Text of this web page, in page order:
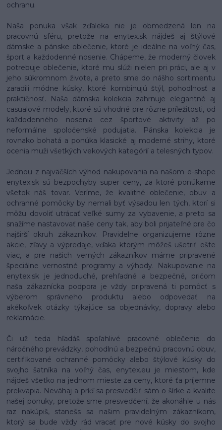
ochranu.
Naša ponuka však zďaleka nie je obmedzená len na
pracovnú sféru, pretože na enytex.sk nájdeš aj štýlové
dámske a pánske oblečenie, ktoré je ideálne na voľný čas,
šport a každodenné nosenie. Chápeme, že moderný človek
potrebuje oblečenie, ktoré mu slúži nielen pri práci, ale aj v
jeho súkromnom živote, a preto sme do nášho sortimentu
zaradili módne kúsky, ktoré kombinujú štýl, pohodlnosť a
praktičnosť. Naša dámska kolekcia zahrnuje elegantné aj
casualové modely, ktoré sú vhodné pre rôzne príležitosti, od
každodenného nosenia cez športové aktivity až po
neformálne spoločenské podujatia. Pánska kolekcia je
rovnako bohatá a ponúka klasické aj moderné strihy, ktoré
ocenia muži všetkých vekových kategórií a telesných typov.
Jednou z najväčších výhod nakupovania na našom e-shope
enytex.sk sú bezpochyby super ceny, za ktoré ponúkame
všetok náš tovar. Veríme, že kvalitné oblečenie, obuv a
ochranné pomôcky by nemali byť výsadou len tých, ktorí si
môžu dovoliť utrácať veľké sumy za vybavenie, a preto sa
snažíme nastavovať naše ceny tak, aby boli prijateľné pre čo
najširší okruh zákazníkov. Pravidelne organizujeme rôzne
akcie, zľavy a výpredaje, vďaka ktorým môžeš ušetriť ešte
viac, a pre našich verných zákazníkov máme pripravené
špeciálne vernostné programy a výhody. Nakupovanie na
enytex.sk je jednoduché, prehľadné a bezpečné, pričom
naša zákaznícka podpora je vždy pripravená ti pomôcť s
výberom správneho produktu alebo odpovedať na
akékoľvek otázky týkajúce sa objednávky, dopravy alebo
reklamácie.
Či už teda hľadáš spoľahlivé pracovné oblečenie do
náročného prevádzky, pohodlnú a bezpečnú pracovnú obuv,
certifikované ochranné pomôcky alebo štýlové kúsky do
svojho šatníka na voľný čas, enytex.eu je miestom, kde
nájdeš všetko na jednom mieste za ceny, ktoré ťa príjemne
prekvapia. Neváhaj a príď sa presvedčiť sám o šírke a kvalite
našej ponuky, pretože sme presvedčení, že akonáhle u nás
raz nakúpiš, stanešs sa našim pravidelným zákazníkom,
ktorý sa bude vždy rád vracať pre nové kúsky do svojho